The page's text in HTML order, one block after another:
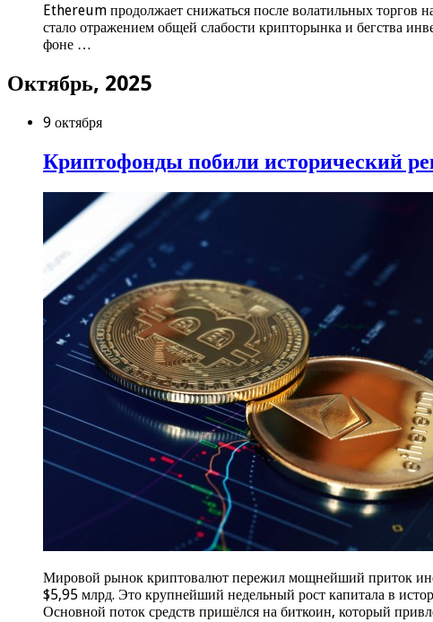
Ethereum продолжает снижаться после волатильных торгов
стало отражением общей слабости крипторынка и бегства
фоне …
Октябрь, 2025
9 октября
Криптофонды побили исторический
Мировой рынок криптовалют пережил мощнейший приток
$5,95 млрд. Это крупнейший недельный рост капитала в
Основной поток средств пришёлся на биткоин, который